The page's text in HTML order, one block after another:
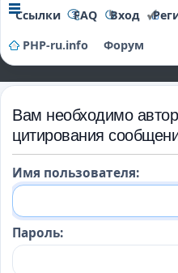
Ссылки FAQ Вход
PHP-ru.info
Форум
Вам необходимо
цитирования
Имя пользователя:
Пароль: